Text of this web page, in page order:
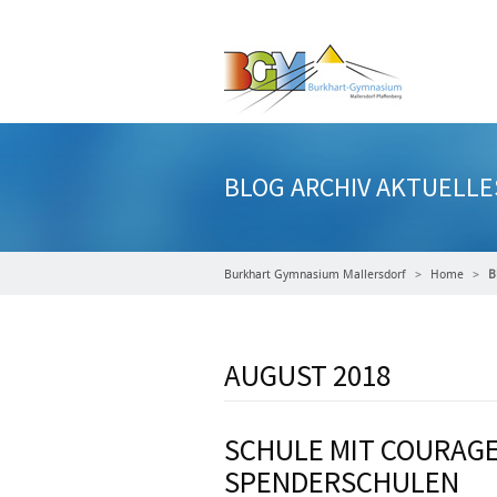
BLOG ARCHIV
Burkhart Gymnasium Mallersdorf Home
AUGUST 2018
SCHULE MIT
SPENDERSCHULEN